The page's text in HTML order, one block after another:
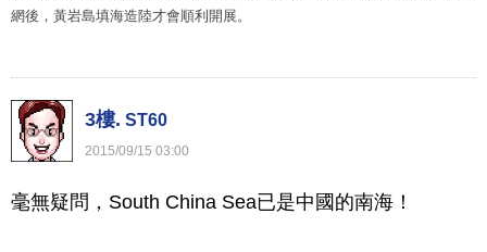
網後，黃岩島填海造陸才會順利開展。
3樓. ST60
2015/09/15 03:00
毫無疑問，South China Sea已是中國的南海！